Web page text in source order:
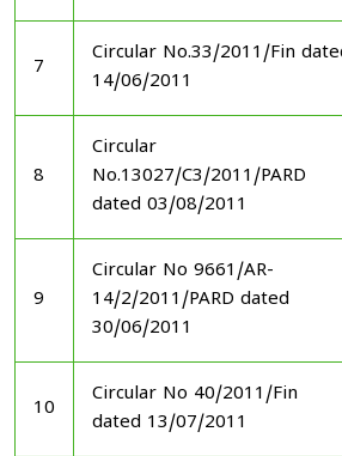
7
Circular No.33/2011/Fin
14/06/2011
8
Circular
No.13027/C3/2011/PARD
dated 03/08/2011
9
Circular No 9661/AR-
14/2/2011/PARD dated
30/06/2011
10
Circular No 40/2011/Fin
dated 13/07/2011